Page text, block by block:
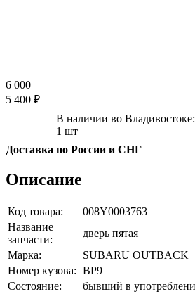
6 000
5 400 ₽
В наличии во Владивостоке:
1 шт
Доставка по России и СНГ
Описание
Код товара:
008Y0003763
Название
запчасти:
дверь пятая
Марка:
SUBARU OUTBACK
Номер кузова: BP9
Состояние:
бывший в